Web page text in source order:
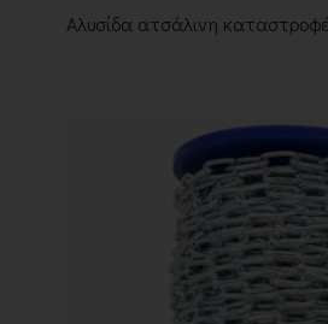
Αλυσίδα ατσάλινη